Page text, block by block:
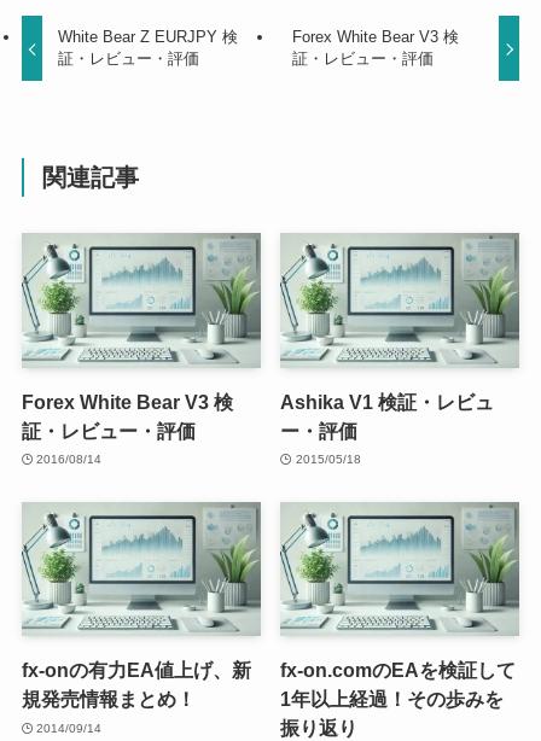
White Bear Z EURJPY 検
証・レビュー・評価
Forex White Bear V3 検
証・レビュー・評価
関連記事
Forex White Bear V3 検
証・レビュー・評価
2016/08/14
Ashika V1 検証・レビュ
ー・評価
2015/05/18
fx-onの有力EA値上げ、新
規発売情報まとめ！
2014/09/14
fx-on.comのEAを検証して
1年以上経過！その歩みを
振り返り